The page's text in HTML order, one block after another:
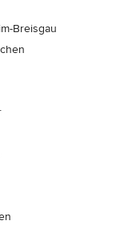
Breisgau